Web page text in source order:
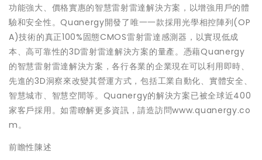
功能強大、價格實惠的智慧雷射雷達解決方案，以增強用戶的體
驗和安全性。Quanergy開發了唯一一款採用光學相控陣列(OP
A)技術的真正100%固態CMOS雷射雷達感測器，以實現低成
本、高可靠性的3D雷射雷達解決方案的量產。憑藉Quanergy
的智慧雷射雷達解決方案，各行各業的企業現在可以利用即時、
先進的3D洞察來改變其營運方式，包括工業自動化、實體安全、
智慧城市、智慧空間等。Quanergy的解決方案已被全球近400
家客戶採用。如需瞭解更多資訊，請造訪問www.quanergy.co
m。
前瞻性陳述